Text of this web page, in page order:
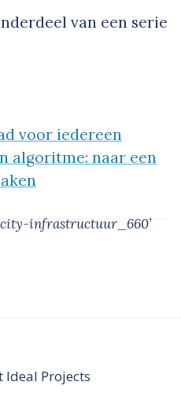
van een serie
voor iedereen
algoritme: naar een
city-infrastructuur_660’
Ideal Projects